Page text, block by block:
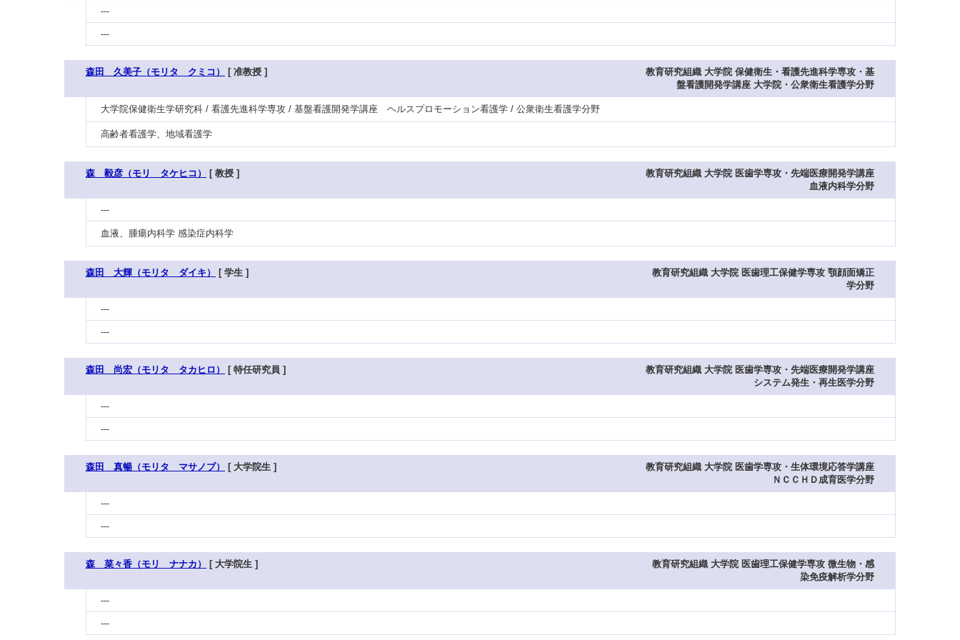
---
---
森田 久美子（モリタ クミコ） [ 准教授 ]
教育研究組織 大学院 保健衛生・看護先進科学専攻・基
盤看護開発学講座 大学院・公衆衛生看護学分野
大学院保健衛生学研究科 / 看護先進科学専攻 / 基盤看護開発学講座 ヘルスプロモーション看護学 / 公衆衛生看護学分野
高齢者看護学、地域看護学
森 毅彦（モリ タケヒコ） [ 教授 ]
教育研究組織 大学院 医歯学専攻・先端医療開発学講座
血液内科学分野
---
血液、腫瘍内科学 感染症内科学
森田 大輝（モリタ ダイキ） [ 学生 ]
教育研究組織 大学院 医歯理工保健学専攻 顎顔面矯正
学分野
---
---
森田 尚宏（モリタ タカヒロ） [ 特任研究員 ]
教育研究組織 大学院 医歯学専攻・先端医療開発学講座
システム発生・再生医学分野
---
---
森田 真暢（モリタ マサノブ） [ 大学院生 ]
教育研究組織 大学院 医歯学専攻・生体環境応答学講座
ＮＣＣＨＤ成育医学分野
---
---
森 菜々香（モリ ナナカ） [ 大学院生 ]
教育研究組織 大学院 医歯理工保健学専攻 微生物・感
染免疫解析学分野
---
---